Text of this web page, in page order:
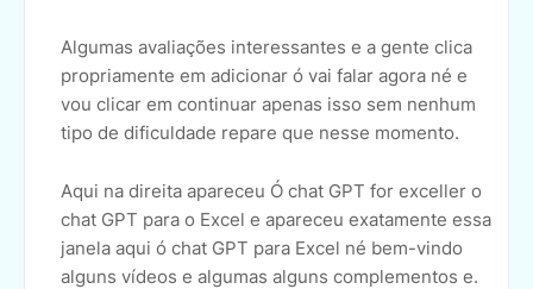
Algumas avaliações interessantes e a gente clica
propriamente em adicionar ó vai falar agora né e
vou clicar em continuar apenas isso sem nenhum
tipo de dificuldade repare que nesse momento.
Aqui na direita apareceu Ó chat GPT for exceller o
chat GPT para o Excel e apareceu exatamente essa
janela aqui ó chat GPT para Excel né bem-vindo
alguns vídeos e algumas alguns complementos e.